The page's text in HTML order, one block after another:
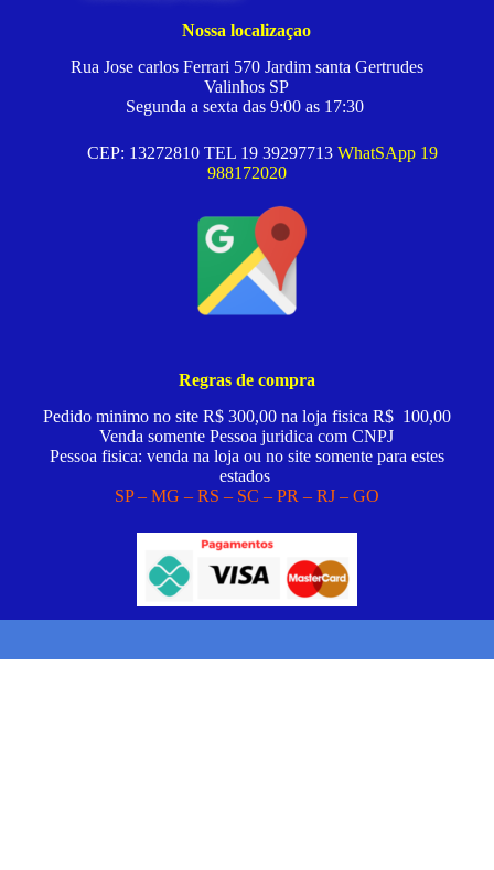
Nossa localizaçao
Rua Jose carlos Ferrari 570 Jardim santa Gertrudes
Valinhos SP
Segunda a sexta das 9:00 as 17:30
CEP: 13272810 TEL 19 39297713 WhatSApp 19
988172020
Regras de compra
Pedido minimo no site R$ 300,00 na loja fisica R$ 100,00
Venda somente Pessoa juridica com CNPJ
Pessoa fisica: venda na loja ou no site somente para estes
estados
SP – MG – RS – SC – PR – RJ – GO